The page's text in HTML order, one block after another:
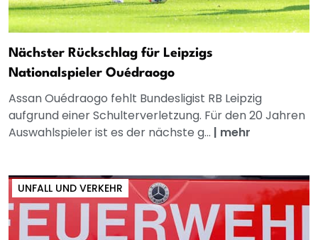
Nächster Rückschlag für Leipzigs
Nationalspieler Ouédraogo
Assan Ouédraogo fehlt Bundesligist RB Leipzig
aufgrund einer Schulterverletzung. Für den 20 Jahren
Auswahlspieler ist es der nächste g... | mehr
UNFALL UND VERKEHR